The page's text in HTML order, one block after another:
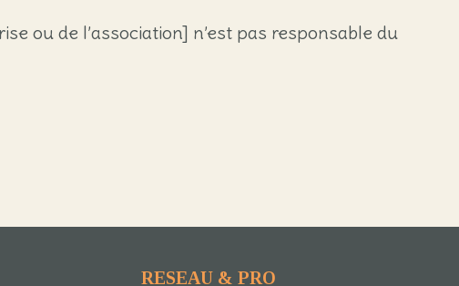
ou de l’association] n’est pas responsable du
RESEAU & PRO